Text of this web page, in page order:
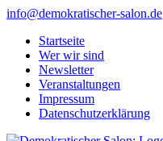
Zum
springen
info@demokratischer-salon.de
Startseite
Wer wir sind
Newsletter
Veranstaltungen
Impressum
Datenschutzerklärung